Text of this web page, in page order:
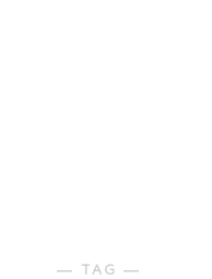
― TAG ―